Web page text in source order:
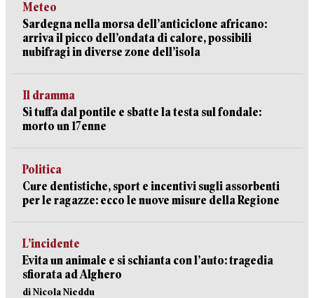
Meteo
Sardegna nella morsa dell’anticiclone africano:
arriva il picco dell’ondata di calore, possibili
nubifragi in diverse zone dell’isola
Il dramma
Si tuffa dal pontile e sbatte la testa sul fondale:
morto un 17enne
Politica
Cure dentistiche, sport e incentivi sugli assorbenti
per le ragazze: ecco le nuove misure della Regione
L’incidente
Evita un animale e si schianta con l’auto: tragedia
sfiorata ad Alghero
di Nicola Nieddu